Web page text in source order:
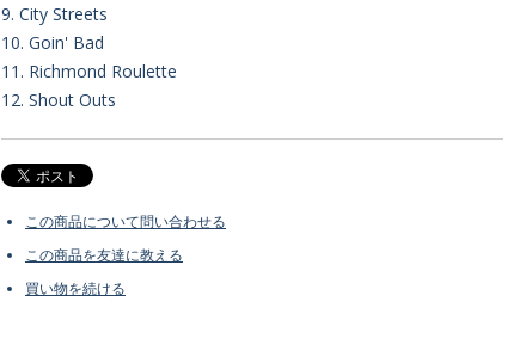
9. City Streets
10. Goin' Bad
11. Richmond Roulette
12. Shout Outs
この商品について問い合わせる
この商品を友達に教える
買い物を続ける